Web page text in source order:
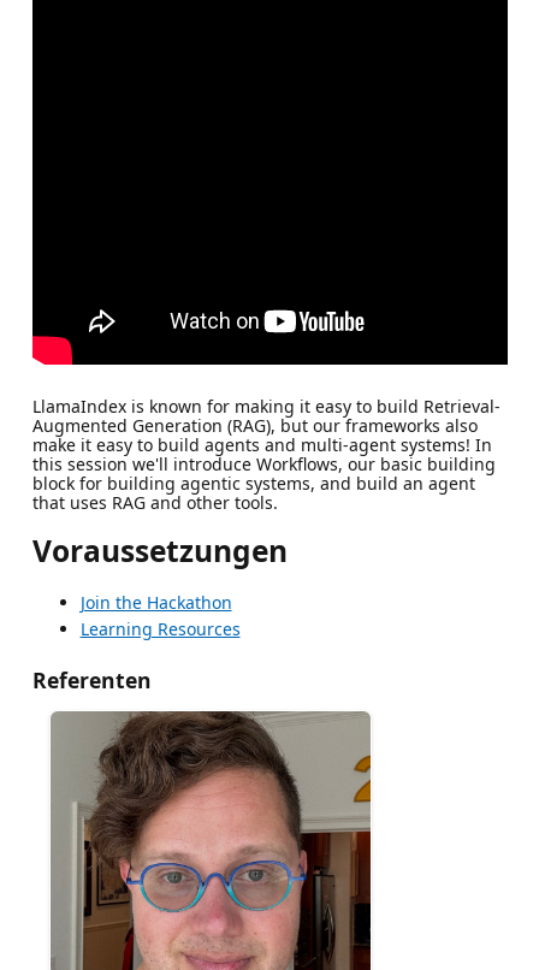
LlamaIndex is known for making it easy to build Retrieval-
Augmented Generation (RAG), but our frameworks also
make it easy to build agents and multi-agent systems! In
this session we'll introduce Workflows, our basic building
block for building agentic systems, and build an agent
that uses RAG and other tools.
Voraussetzungen
Join the Hackathon
Learning Resources
Referenten